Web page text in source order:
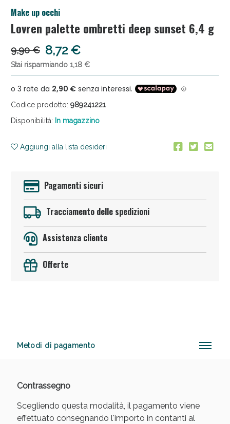
Make up occhi
Lovren palette ombretti deep sunset 6,4 g
9,90 € 8,72 €
Stai risparmiando 1,18 €
Codice prodotto: 989241221
Disponibilità: In magazzino
Aggiungi alla lista desideri
Pagamenti sicuri
Tracciamento delle spedizioni
Assistenza cliente
Offerte
Metodi di pagamento
Contrassegno
Scegliendo questa modalità, il pagamento viene
effettuato consegnando l'importo in contanti al
Anticellulite e Fanghi: Sconto fino al 40% valido
Anticellulite e Fanghi: Sconto fino al 40% valido
oggi!